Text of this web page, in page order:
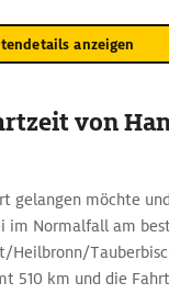
anzeigen
von
gelangen möchte
Normalfall am
Heilbronn/
510 km und die